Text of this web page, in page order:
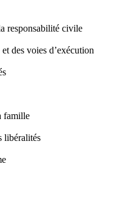
responsabilité civile
des voies d’exécution
famille
libéralités